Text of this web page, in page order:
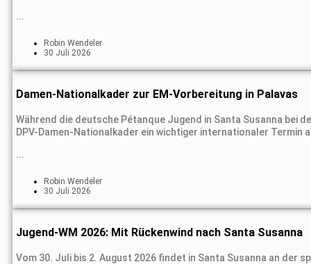
...
Robin Wendeler
30 Juli 2026
Damen-Nationalkader zur EM-Vorbereitung in Palavas
Während die deutsche Pétanque Jugend in Santa Susanna bei
DPV-Damen-Nationalkader ein wichtiger internationaler Termin
...
Robin Wendeler
30 Juli 2026
Jugend-WM 2026: Mit Rückenwind nach Santa Susanna
Vom 30. Juli bis 2. August 2026 findet in Santa Susanna an der